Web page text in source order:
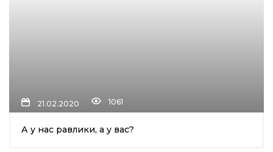
21.02.2020 1061
А у нас равлики, а у вас?